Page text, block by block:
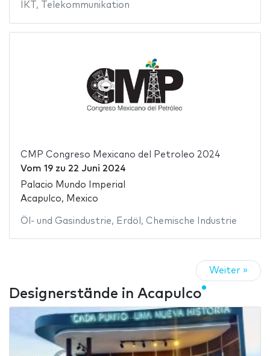
IKT , Telekommunikation
CMP Congreso Mexicano del Petroleo 2024
Vom 19zu 22 Juni 2024
Palacio Mundo Imperial
Acapulco, Mexico
Öl- und Gasindustrie, Erdöl , Chemische Industrie
Weiter »
Designerstände in Acapulco